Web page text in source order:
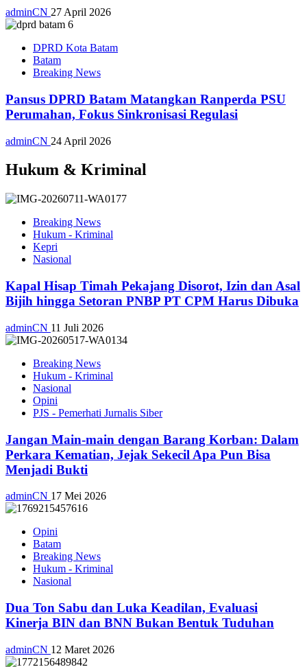
adminCN 27 April 2026
DPRD Kota Batam
Batam
Breaking News
Pansus DPRD Batam Matangkan Ranperda PSU
Perumahan, Fokus Sinkronisasi Regulasi
adminCN 24 April 2026
Hukum & Kriminal
Breaking News
Hukum - Kriminal
Kepri
Nasional
Kapal Hisap Timah Pekajang Disorot, Izin dan Asal
Bijih hingga Setoran PNBP PT CPM Harus Dibuka
adminCN 11 Juli 2026
Breaking News
Hukum - Kriminal
Nasional
Opini
PJS - Pemerhati Jurnalis Siber
Jangan Main-main dengan Barang Korban: Dalam
Perkara Kematian, Jejak Sekecil Apa Pun Bisa
Menjadi Bukti
adminCN 17 Mei 2026
Opini
Batam
Breaking News
Hukum - Kriminal
Nasional
Dua Ton Sabu dan Luka Keadilan, Evaluasi
Kinerja BIN dan BNN Bukan Bentuk Tuduhan
adminCN 12 Maret 2026